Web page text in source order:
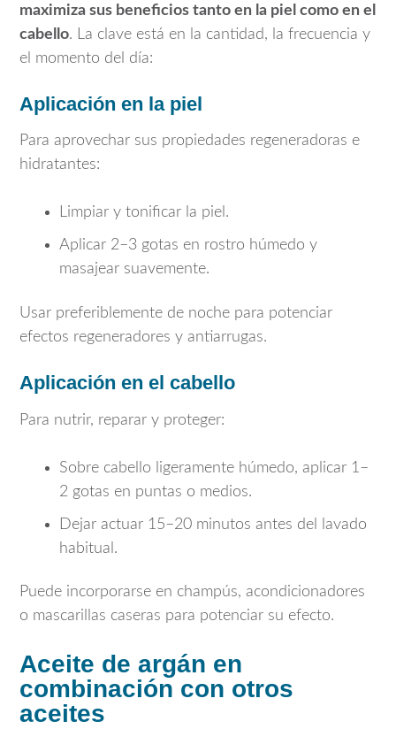
maximiza sus beneficios tanto en la piel como en el
cabello. La clave está en la cantidad, la frecuencia y
el momento del día:
Aplicación en la piel
Para aprovechar sus propiedades regeneradoras e
hidratantes:
Limpiar y tonificar la piel.
Aplicar 2–3 gotas en rostro húmedo y
masajear suavemente.
Usar preferiblemente de noche para potenciar
efectos regeneradores y antiarrugas.
Aplicación en el cabello
Para nutrir, reparar y proteger:
Sobre cabello ligeramente húmedo, aplicar 1–
2 gotas en puntas o medios.
Dejar actuar 15–20 minutos antes del lavado
habitual.
Puede incorporarse en champús, acondicionadores
o mascarillas caseras para potenciar su efecto.
Aceite de argán en
combinación con otros
aceites